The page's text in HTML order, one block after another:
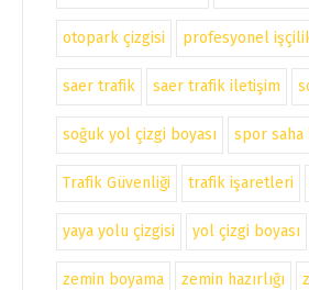
otopark çizgisi profesyonel
saer trafik saer trafik iletişim
soğuk yol çizgi boyası spor saha
Trafik Güvenliği trafik işaretleri
yaya yolu çizgisi yol çizgi boyası
zemin boyama zemin hazırlığı